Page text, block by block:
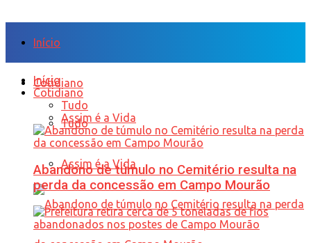
Início
Cotidiano
Tudo
Assim é a Vida
Início
Cotidiano
Tudo
Assim é a Vida
Abandono de túmulo no Cemitério resulta na
perda da concessão em Campo Mourão